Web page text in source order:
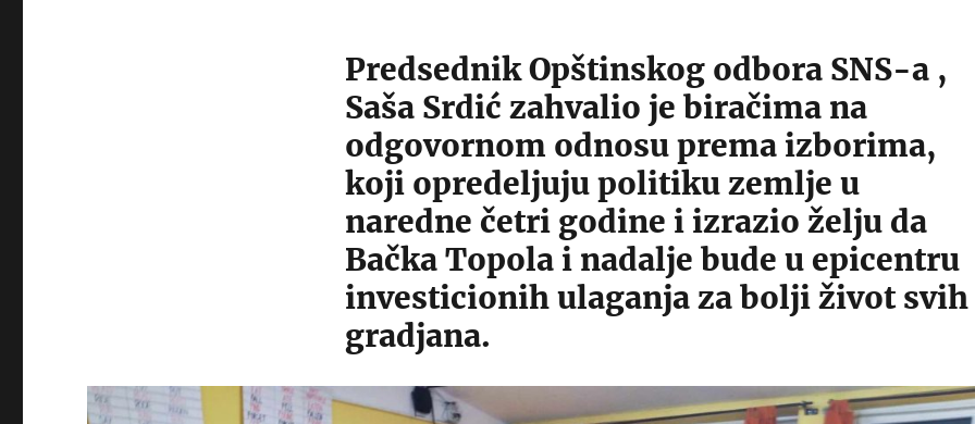
Predsednik Opštinskog odbora SNS-a ,
Saša Srdić zahvalio je biračima na
odgovornom odnosu prema izborima,
koji opredeljuju politiku zemlje u
naredne četri godine i izrazio želju da
Bačka Topola i nadalje bude u epicentru
investicionih ulaganja za bolji život svih
gradjana.